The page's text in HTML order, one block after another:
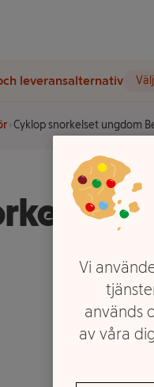
leveransalternativ
Cyklop snorkelset ungdom
Vi
används
av våra